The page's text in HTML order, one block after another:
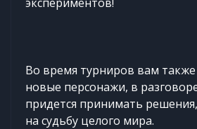
Во время турниров вам также
новые персонажи, в
придется принимать
на судьбу целого мира.